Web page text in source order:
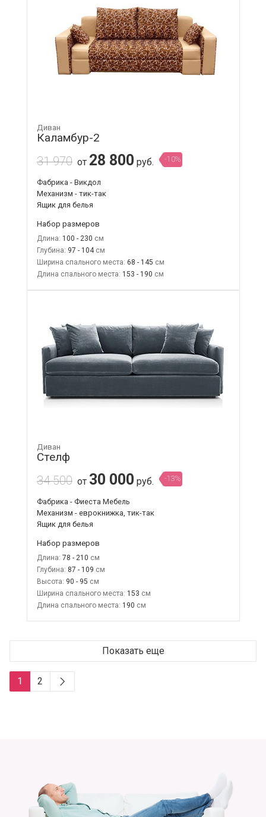
Диван
Каламбур-2
31 970 от 28 800 руб. -10%
Фабрика - Викдол
Механизм - тик-так
Ящик для белья
Набор размеров
Длина: 100 - 230
Глубина: 97 - 104
Ширина спального места: 68 - 145
Длина спального места: 153 - 190
Диван
Стелф
34 500 от 30 000 руб. -13%
Фабрика - Фиеста Мебель
Механизм - еврокнижка, тик-так
Ящик для белья
Набор размеров
Длина: 78 - 210
Глубина: 87 - 109
Высота: 90 - 95
Ширина спального места: 153
Длина спального места: 190
Показать еще
1 2